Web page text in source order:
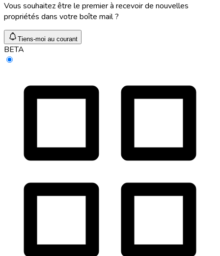
Vous souhaitez être le premier à recevoir de nouvelles
propriétés dans votre boîte mail ?
Tiens-moi au courant
BETA